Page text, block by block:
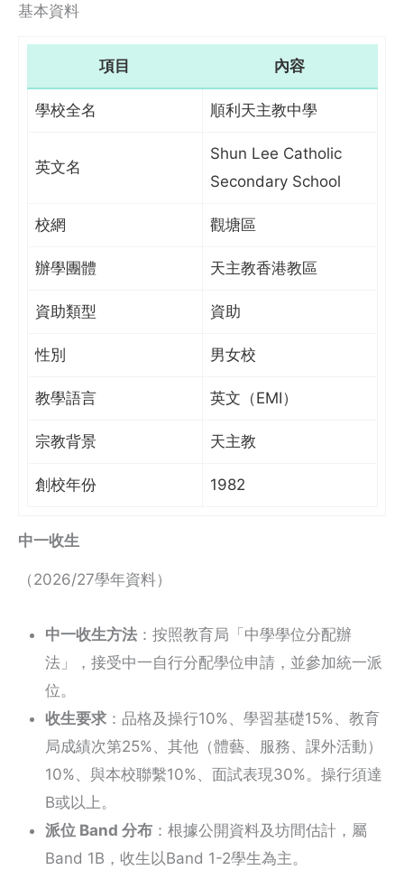
基本資料
項目 內容
學校全名 順利天主教中學
英文名
Shun Lee Catholic
Secondary School
校網 觀塘區
辦學團體 天主教香港教區
資助類型 資助
性別 男女校
教學語言 英文（EMI）
宗教背景 天主教
創校年份 1982
中一收生
（2026/27學年資料）
中一收生方法 ：按照教育局「中學學位分配辦
法」，接受中一自行分配學位申請，並參加統一派
位。
收生要求 ：品格及操行10%、學習基礎15%、教育
局成績次第25%、其他（體藝、服務、課外活動）
10%、與本校聯繫10%、面試表現30%。操行須達
B或以上。
派位 Band 分布 ：根據公開資料及坊間估計，屬
Band 1B，收生以Band 1-2學生為主。